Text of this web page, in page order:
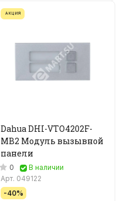
АКЦИЯ
Dahua DHI-VTO4202F-
MB2 Модуль вызывной
панели
0
В наличии
Арт. 049122
-40%